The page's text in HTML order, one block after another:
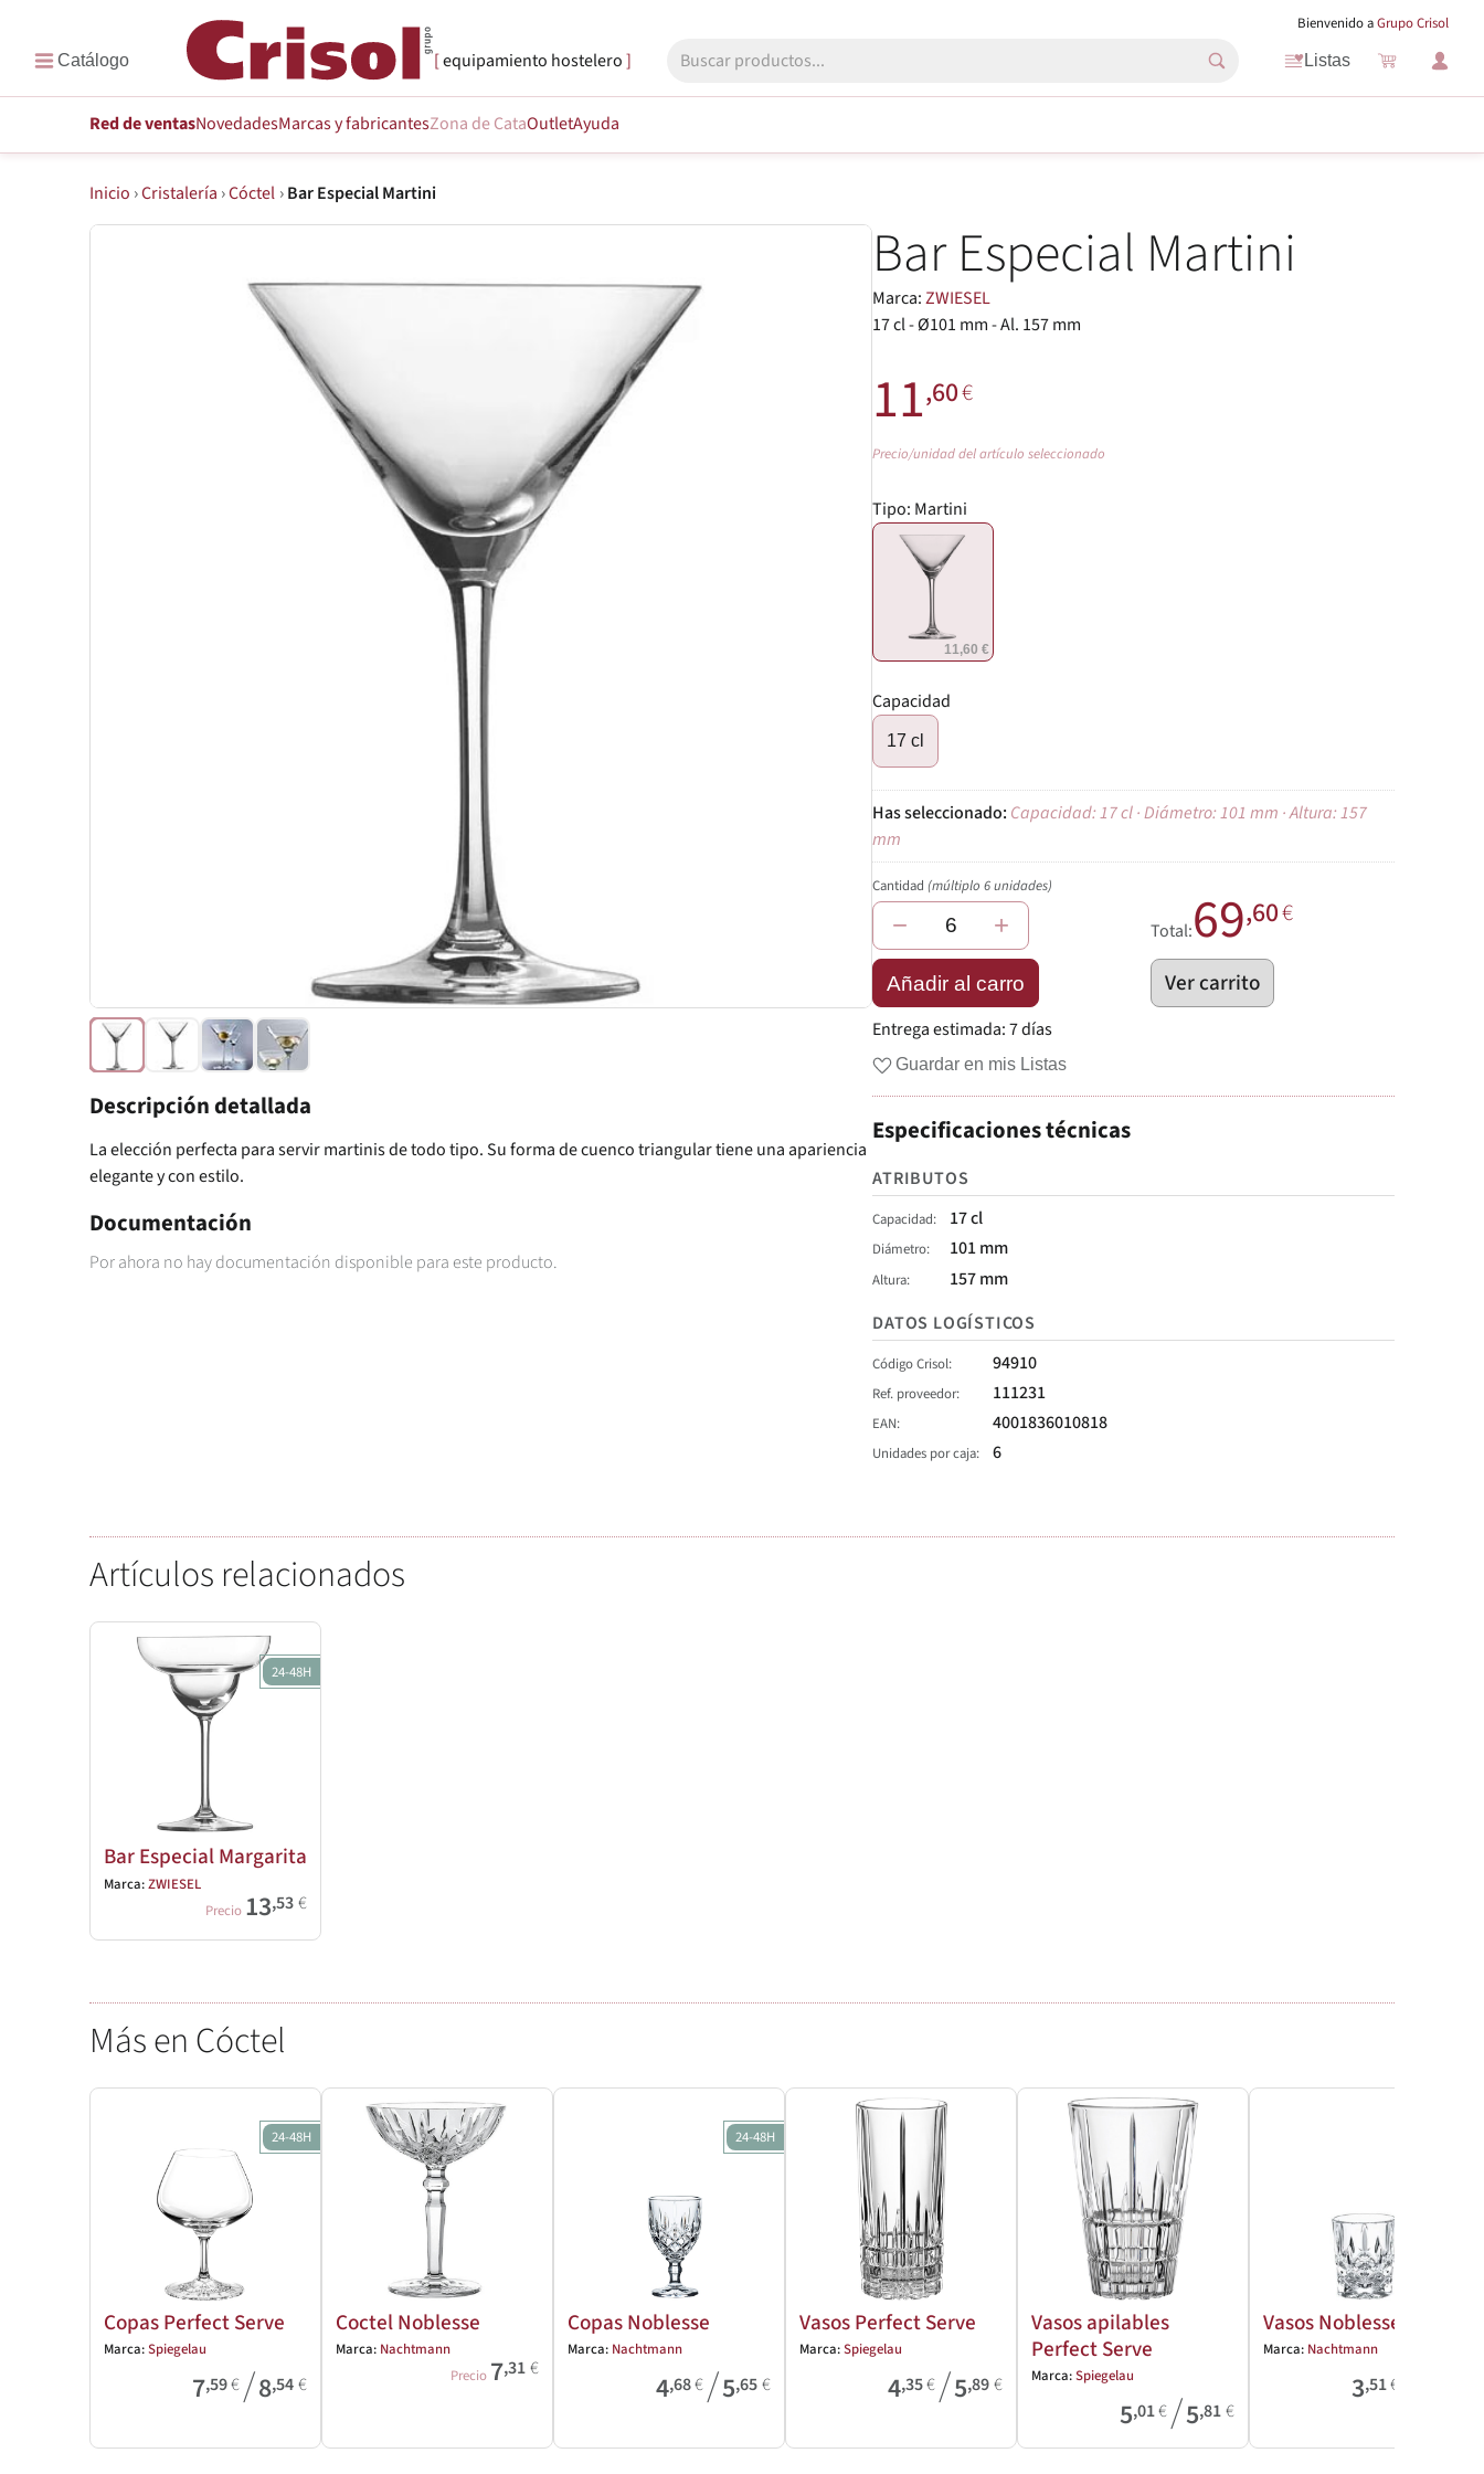
Bienvenido aGrupo Crisol
equipamiento hostelero Listas
Red de ventasNovedadesMarcasy fabricantesZona de CataOutletAyuda
Inicio ›Cristalería ›Cóctel › Bar Especial Martini
Descripción detallada
La elección perfecta para servir martinis de todo tipo. Su forma de cuenco triangular tiene una apariencia
elegante y con estilo.
Documentación
Por ahora no hay documentación disponible para este producto.
Bar Especial Martini
Marca:ZWIESEL
17 cl - Ø101 mm - Al. 157 mm
11,60€
Precio/unidad del artículo seleccionado
Tipo: Martini
11,60 €
Capacidad
17 cl
Capacidad: 17 cl · Diámetro: 101 mm · Altura: 157
mm
Cantidad(múltiplo 6 unidades)
− +
Añadir al carro
Total:69,60€
Ver carrito
Entrega estimada:7 días
Guardar en mis Listas
Especificaciones técnicas
ATRIBUTOS
Capacidad 17 cl
Diámetro 101 mm
Altura
157 mm
DATOS LOGÍSTICOS
Código Crisol 94910
Ref. proveedor 111231
EAN 4001836010818
Unidades por caja 6
Artículos relacionados
24-48H
Bar Especial Margarita
Marca:ZWIESEL
Precio 13,53€
Más en Cóctel
24-48H
Copas Perfect Serve
Marca:Spiegelau
7,59€/8,54€
Coctel Noblesse
Marca: Nachtmann
Precio 7,31€
24-48H
Copas Noblesse
Marca: Nachtmann
4,68€/5,65€
Vasos Perfect Serve
Marca:Spiegelau
4,35€/5,89€
Vasos apilables
Perfect Serve
Marca:Spiegelau
5,01€/5,81€
Vasos Noblesse
Marca: Nachtmann
3,51€